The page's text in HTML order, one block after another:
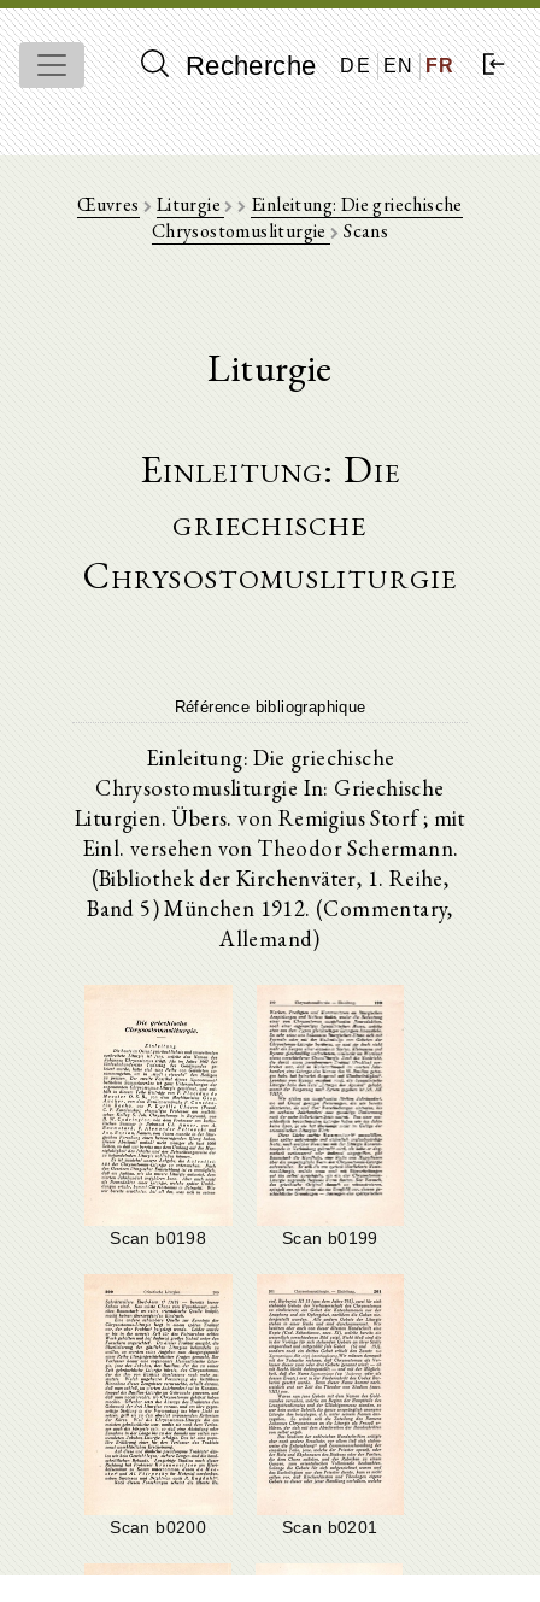
Recherche DE EN FR
Œuvres Liturgie
Einleitung: Die griechische
Chrysostomusliturgie Scans
Liturgie
Einleitung: Die
griechische
Chrysostomusliturgie
Référence bibliographique
Einleitung: Die griechische
Chrysostomusliturgie In: Griechische
Liturgien. Übers. von Remigius Storf ; mit
Einl. versehen von Theodor Schermann.
(Bibliothek der Kirchenväter, 1. Reihe,
Band 5) München 1912. (Commentary,
Allemand)
Scan b0198 Scan b0199
Scan b0200 Scan b0201